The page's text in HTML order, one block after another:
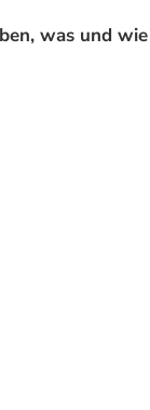
was und